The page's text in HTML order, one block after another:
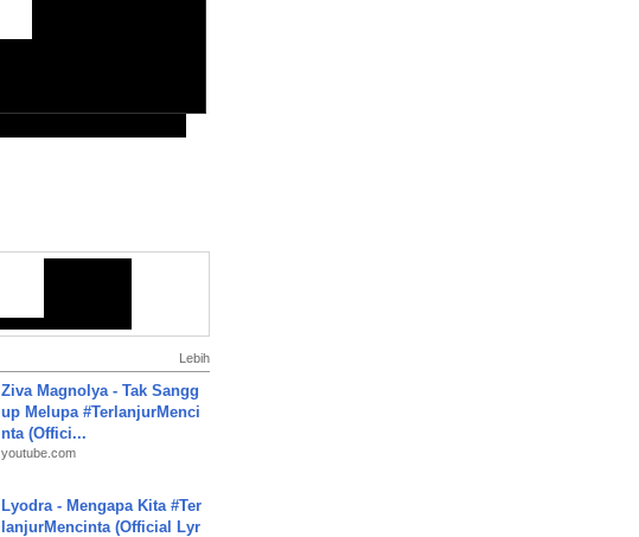
Lebih
Ziva Magnolya - Tak Sangg
up Melupa #TerlanjurMenci
nta (Offici...
youtube.com
Lyodra - Mengapa Kita #Ter
lanjurMencinta (Official Lyr